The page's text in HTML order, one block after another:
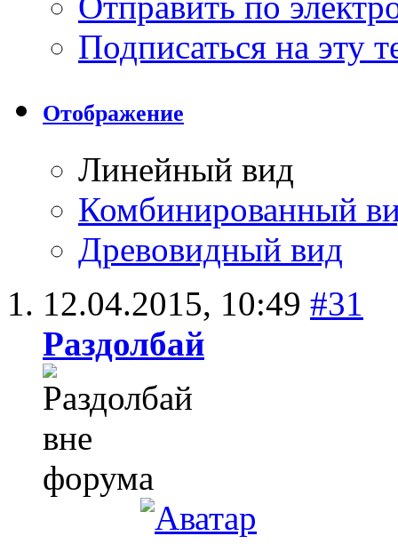
Подписаться на эту
Отображение
Линейный вид
Комбинированный
Древовидный вид
12.04.2015, 10:49 #31
Раздолбай